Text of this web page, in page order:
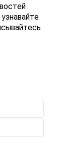
узнавайте